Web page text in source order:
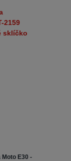
E30 -